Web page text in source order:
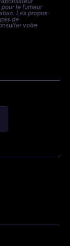
le fumeur
Les propos
de
votre